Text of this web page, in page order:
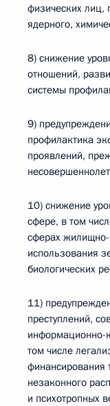
физических лиц,
ядерного,
8) снижение
отношений,
системы
9)
профилактика
проявлений,
10) снижение
сфере, в том
сферах жилищно-
использования
биологических
11)
преступлений,
информационно-
том числе
финансирования
незаконного
и психотропных